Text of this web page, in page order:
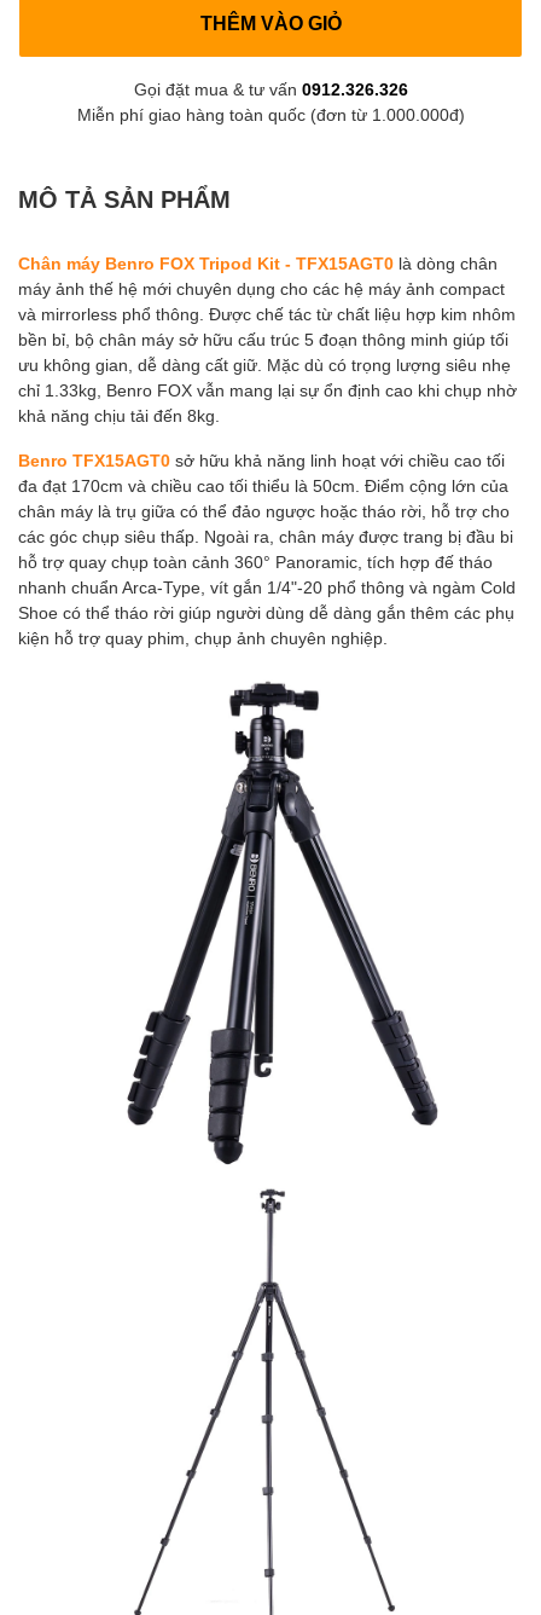
THÊM VÀO GIỎ
Gọi đặt mua & tư vấn 0912.326.326
Miễn phí giao hàng toàn quốc (đơn từ 1.000.000đ)
MÔ TẢ SẢN PHẨM
Chân máy Benro FOX Tripod Kit - TFX15AGT0 là dòng chân
máy ảnh thế hệ mới chuyên dụng cho các hệ máy ảnh compact
và mirrorless phổ thông. Được chế tác từ chất liệu hợp kim nhôm
bền bỉ, bộ chân máy sở hữu cấu trúc 5 đoạn thông minh giúp tối
ưu không gian, dễ dàng cất giữ. Mặc dù có trọng lượng siêu nhẹ
chỉ 1.33kg, Benro FOX vẫn mang lại sự ổn định cao khi chụp nhờ
khả năng chịu tải đến 8kg.
Benro TFX15AGT0 sở hữu khả năng linh hoạt với chiều cao tối
đa đạt 170cm và chiều cao tối thiểu là 50cm. Điểm cộng lớn của
chân máy là trụ giữa có thể đảo ngược hoặc tháo rời, hỗ trợ cho
các góc chụp siêu thấp. Ngoài ra, chân máy được trang bị đầu bi
hỗ trợ quay chụp toàn cảnh 360° Panoramic, tích hợp đế tháo
nhanh chuẩn Arca-Type, vít gắn 1/4"-20 phổ thông và ngàm Cold
Shoe có thể tháo rời giúp người dùng dễ dàng gắn thêm các phụ
kiện hỗ trợ quay phim, chụp ảnh chuyên nghiệp.